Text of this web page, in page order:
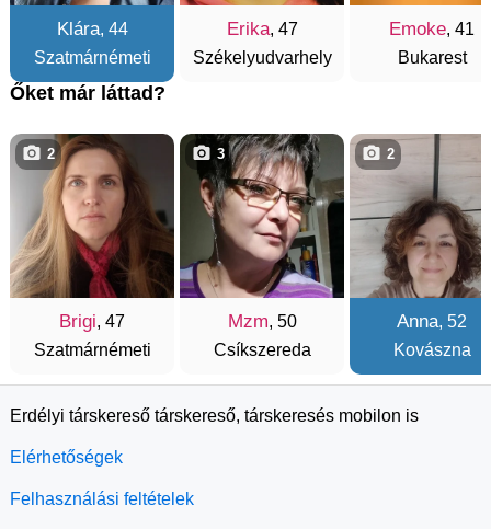
Klára, 44
Szatmárnémeti
Erika, 47
Székelyudvarhely
Emoke, 41
Bukarest
Őket már láttad?
Brigi, 47
Szatmárnémeti
2
Mzm, 50
Csíkszereda
3
Anna, 52
Kovászna
2
Erdélyi társkereső társkereső, társkeresés mobilon is
Elérhetőségek
Felhasználási feltételek